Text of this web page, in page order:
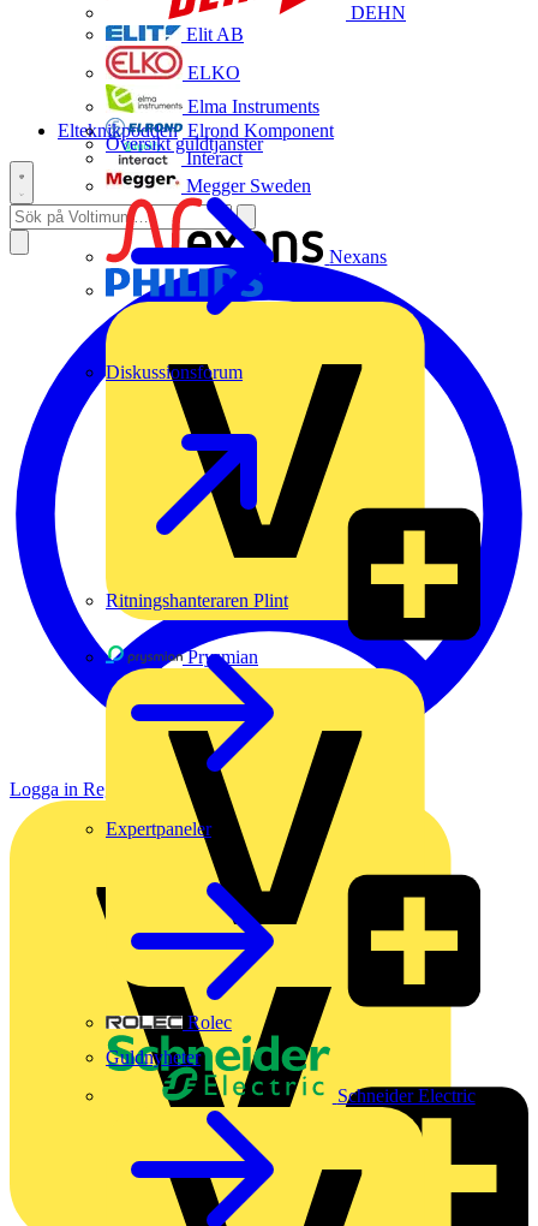
DEHN
Elit AB
ELKO
Elma Instruments
Elrond Komponent
Interact
Megger Sweden
Nexans
Prysmian
Rolec
Schneider Electric
Översikt guldtjänster
Diskussionsforum
Ritningshanteraren Plint
Expertpaneler
Guldnyheter
Elteknikpodden
Logga in Registrera dig